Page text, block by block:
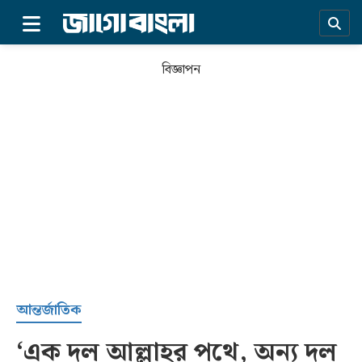
সর্বশেষ
বিজ্ঞাপন
আন্তর্জাতিক
‘এক দল আল্লাহর পথে, অন্য দল